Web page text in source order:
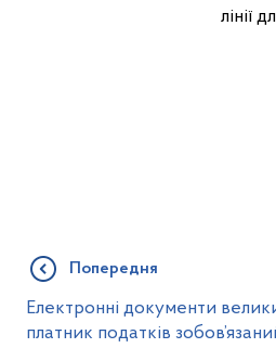
лінії
Попередня
Електронні документи
платник податків